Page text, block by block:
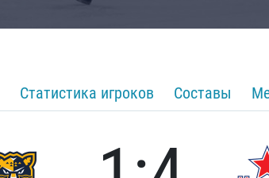
Статистика игроков Составы